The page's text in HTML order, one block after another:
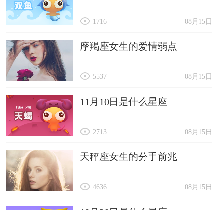
08月15日
1716
摩羯座女生的爱情弱点
08月15日
5537
11月10日是什么星座
08月15日
2713
天秤座女生的分手前兆
08月15日
4636